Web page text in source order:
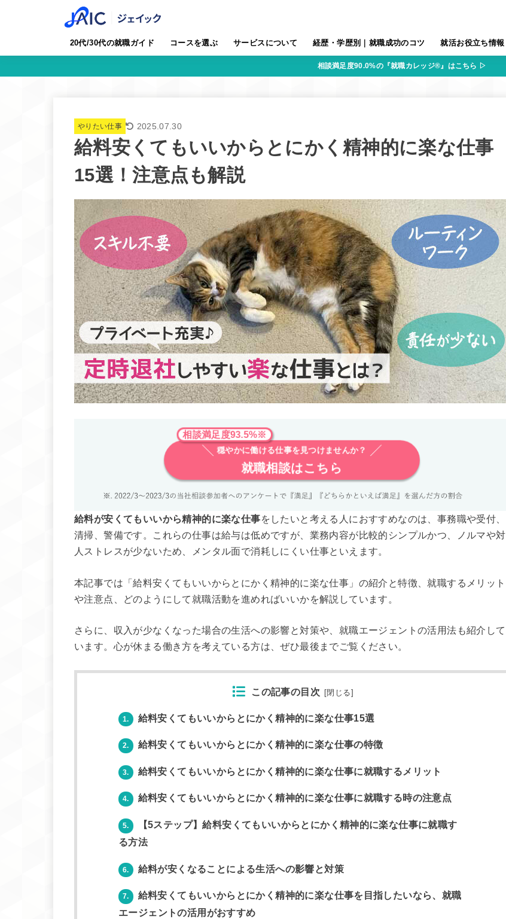
20代/30代の就職ガイド コースを選ぶ サービスについて 経歴・学歴別｜就職成功のコツ 就活お役立ち情報
相談満足度90.0%の『就職カレッジ®』はこちら ▷
やりたい仕事 2025.07.30
給料安くてもいいからとにかく精神的に楽な仕事
15選！注意点も解説
相談満足度93.5%※
穏やかに働ける仕事を見つけませんか？
就職相談はこちら
給料が安くてもいいから精神的に楽な仕事をしたいと考える人におすすめなのは、事務職や受付、
清掃、警備です。これらの仕事は給与は低めですが、業務内容が比較的シンプルかつ、ノルマや対
人ストレスが少ないため、メンタル面で消耗しにくい仕事といえます。
本記事では「給料安くてもいいからとにかく精神的に楽な仕事」の紹介と特徴、就職するメリット
や注意点、どのようにして就職活動を進めればいいかを解説しています。
さらに、収入が少なくなった場合の生活への影響と対策や、就職エージェントの活用法も紹介して
います。心が休まる働き方を考えている方は、ぜひ最後までご覧ください。
この記事の目次 閉じる
1. 給料安くてもいいからとにかく精神的に楽な仕事15選
2. 給料安くてもいいからとにかく精神的に楽な仕事の特徴
3. 給料安くてもいいからとにかく精神的に楽な仕事に就職するメリット
4. 給料安くてもいいからとにかく精神的に楽な仕事に就職する時の注意点
5.
【5ステップ】給料安くてもいいからとにかく精神的に楽な仕事に就職す
る方法
6. 給料が安くなることによる生活への影響と対策
7.
給料安くてもいいからとにかく精神的に楽な仕事を目指したいなら、就職
エージェントの活用がおすすめ